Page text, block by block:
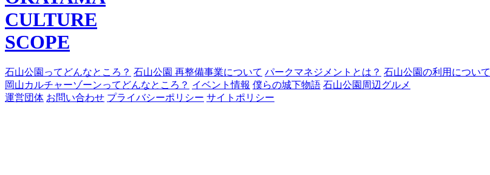
CULTURE
SCOPE
石山公園ってどんなところ？ 石山公園 再整備事業について パークマネジメントとは？ 石山公園の利用について
岡山カルチャーゾーンってどんなところ？ イベント情報 僕らの城下物語 石山公園周辺グルメ
運営団体 お問い合わせ プライバシーポリシー サイトポリシー